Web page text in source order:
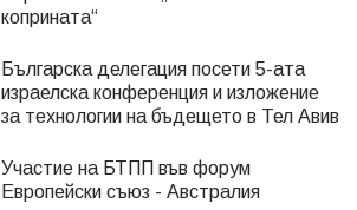
коприната“
Българска делегация посети 5-ата
израелска конференция и изложение
за технологии на бъдещето в Тел Авив
Участие на БТПП във форум
Европейски съюз - Австралия